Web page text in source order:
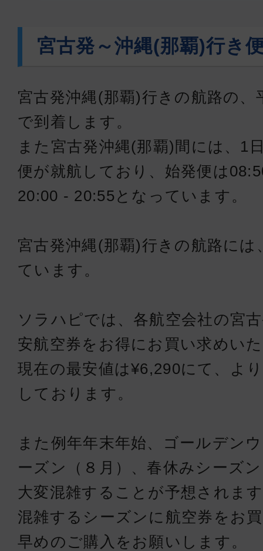
JTA558
宮古
12:10
沖縄(
クラスJ
宮古
沖縄(
JTA562 16:05
クラスJ
JTA572
クラスJ
宮古
17:55
沖縄(
宮古発～沖縄(那覇)行き
宮古発沖縄(那覇)行きの航路の
で到着します。
また宮古発沖縄(那覇)間には、1
便が就航しており、始発便は
20:00 - 20:55となっています。
宮古発沖縄(那覇)行きの航路に
ています。
ソラハピでは、各航空会社の宮
安航空券をお得にお買い求めい
現在の最安値は¥6,290にて、よ
しております。
また例年年末年始、ゴールデン
ーズン（８月）、春休みシーズ
大変混雑することが予想されま
混雑するシーズンに航空券をお
早めのご購入をお願いします。